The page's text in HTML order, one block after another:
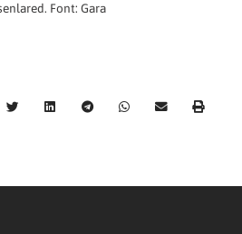
Font: Gara